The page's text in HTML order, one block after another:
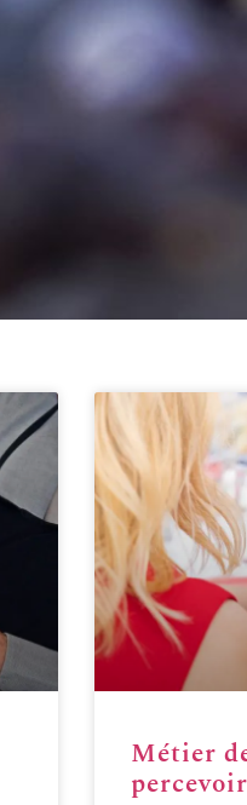
Métier
percevoir